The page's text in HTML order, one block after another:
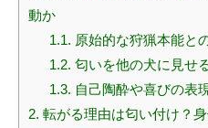
動か
1.1. 原始的な狩猟本能と
1.2. 匂いを他の犬に見せ
1.3. 自己陶酔や喜びの表
2. 転がる理由は匂い付け？